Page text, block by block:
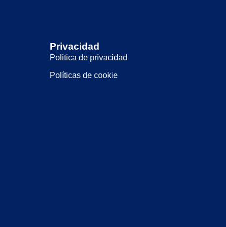
Privacidad
Politica de privacidad
Políticas de cookie